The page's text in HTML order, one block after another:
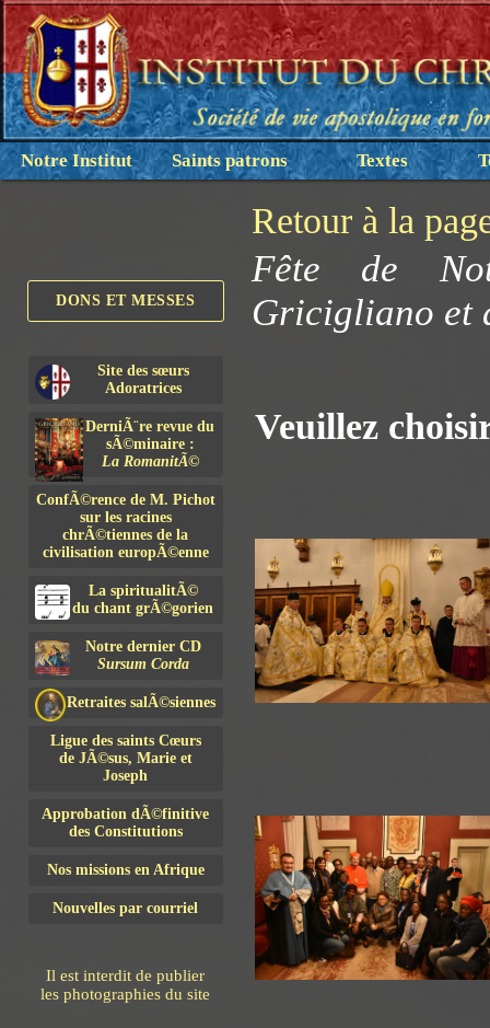
Notre Institut Saints patrons Textes
DONS ET MESSES
Site des sœurs
Adoratrices
DerniÃ¨re revue du
sÃ©minaire :
La RomanitÃ©
ConfÃ©rence de M. Pichot
sur les racines
chrÃ©tiennes de la
civilisation europÃ©enne
La spiritualitÃ©
du chant grÃ©gorien
Notre dernier CD
Sursum Corda
Retraites salÃ©siennes
Ligue des saints Cœurs
de JÃ©sus, Marie et
Joseph
Approbation dÃ©finitive
des Constitutions
Nos missions en Afrique
Nouvelles par courriel
Il est interdit de publier
les photographies du site
Retour à la
Fête de
Gricigliano et
Veuillez